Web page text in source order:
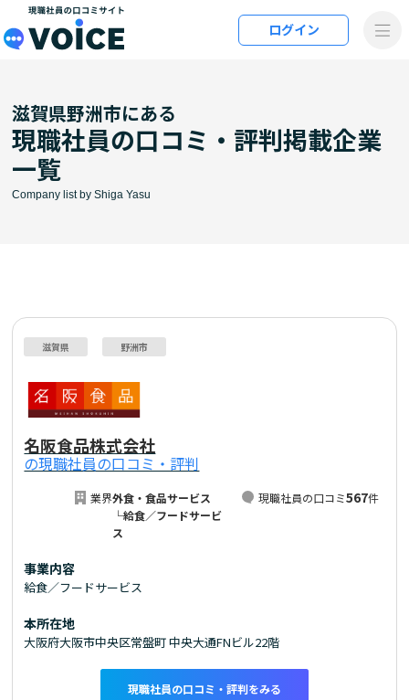
メインコンテンツにスキップ
ログイン
滋賀県野洲市にある
現職社員の口コミ・評判掲載企業
一覧
Company list by Shiga Yasu
滋賀県 野洲市
名阪食品株式会社
の現職社員の口コミ・評判
業界外食・食品サービス
└給食／フードサービ
ス
現職社員の口コミ567件
事業内容
給食／フードサービス
本所在地
大阪府大阪市中央区常盤町 中央大通FNビル22階
現職社員の口コミ・評判をみる